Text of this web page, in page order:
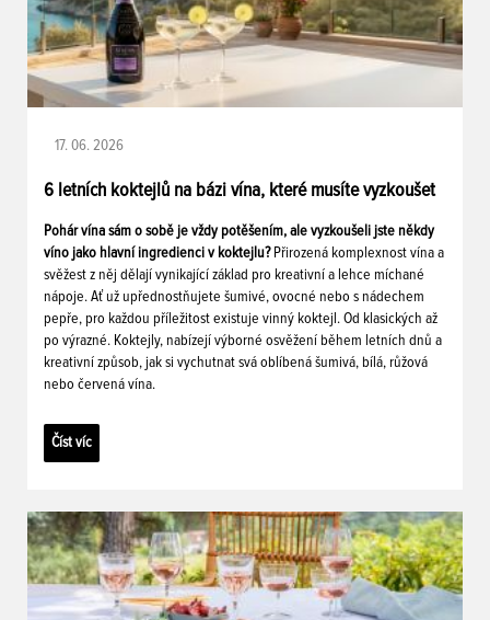
17. 06. 2026
6 letních koktejlů na bázi vína, které musíte vyzkoušet
Pohár vína sám o sobě je vždy potěšením, ale vyzkoušeli jste někdy
víno jako hlavní ingredienci v koktejlu? Přirozená komplexnost vína a
svěžest z něj dělají vynikající základ pro kreativní a lehce míchané
nápoje. Ať už upřednostňujete šumivé, ovocné nebo s nádechem
pepře, pro každou příležitost existuje vinný koktejl. Od klasických až
po výrazné. Koktejly, nabízejí výborné osvěžení během letních dnů a
kreativní způsob, jak si vychutnat svá oblíbená šumivá, bílá, růžová
nebo červená vína.
Číst víc